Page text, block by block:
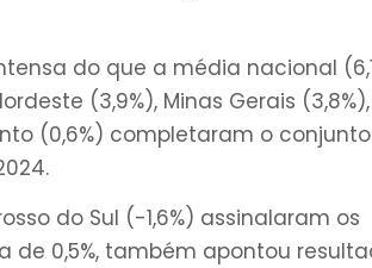
do que a média nacional
(3,9%), Minas Gerais (3,8%),
(0,6%) completaram o
do Sul (-1,6%) assinalaram os
de 0,5%, também apontou